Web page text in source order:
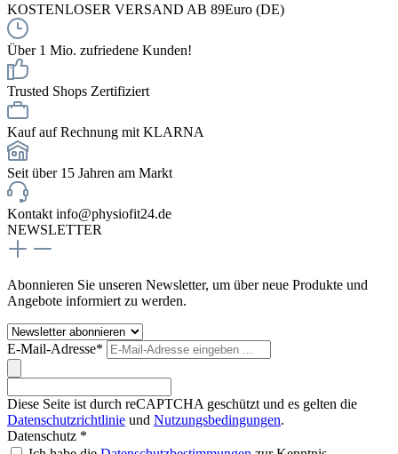
KOSTENLOSER VERSAND AB 89Euro (DE)
Über 1 Mio. zufriedene Kunden!
Trusted Shops Zertifiziert
Kauf auf Rechnung mit KLARNA
Seit über 15 Jahren am Markt
Kontakt info@physiofit24.de
NEWSLETTER
Abonnieren Sie unseren Newsletter, um über neue Produkte und
Angebote informiert zu werden.
E-Mail-Adresse*
Diese Seite ist durch reCAPTCHA geschützt und es gelten die
Datenschutzrichtlinie und Nutzungsbedingungen.
Datenschutz *